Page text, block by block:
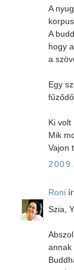
A
A
hogy
a
Egy
Ki
Mik
Vajon
Roni
Szia,
annak